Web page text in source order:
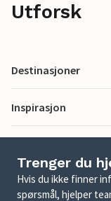
Utforsk
Destinasjoner
Inspirasjon
Trenger du
Hvis du ikke finner
spørsmål, hjelper